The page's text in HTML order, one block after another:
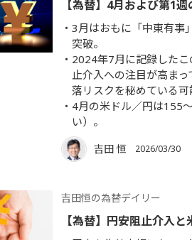
【為替】4月および第1
3月はおもに「中東有事
突破。
2024年7月に記録した
止介入への注目が高ま
落リスクを秘めている可
4月の米ドル／円は155
い）。
吉田 恒 2026/03/30
吉田恒の為替デイリー
【為替】円安阻止介入